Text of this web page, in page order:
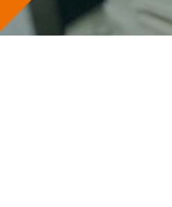
Voorwaarts 5
Voorwaarts 6